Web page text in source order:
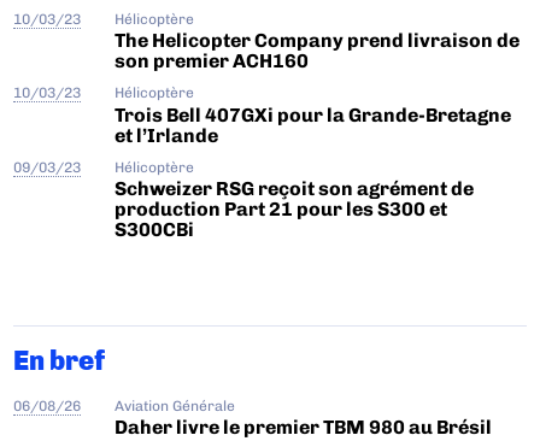
10/03/23 Hélicoptère
The Helicopter Company prend livraison de
son premier ACH160
10/03/23 Hélicoptère
Trois Bell 407GXi pour la Grande-Bretagne
et l’Irlande
09/03/23 Hélicoptère
Schweizer RSG reçoit son agrément de
production Part 21 pour les S300 et
S300CBi
En bref
06/08/26 Aviation Générale
Daher livre le premier TBM 980 au Brésil